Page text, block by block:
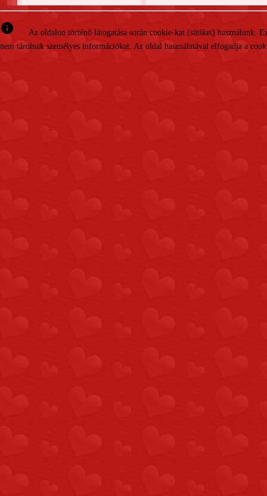
info
Az oldalon történő látogatása során cookie-kat (sütiket)
nem tárolnak személyes információkat. Az oldal használatával elfogadja a